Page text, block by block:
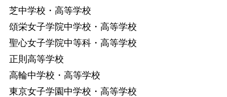
芝中学校・高等学校
頌栄女子学院中学校・高等学校
聖心女子学院中等科・高等学校
正則高等学校
高輪中学校・高等学校
東京女子学園中学校・高等学校